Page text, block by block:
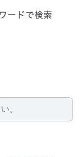
ードで検索